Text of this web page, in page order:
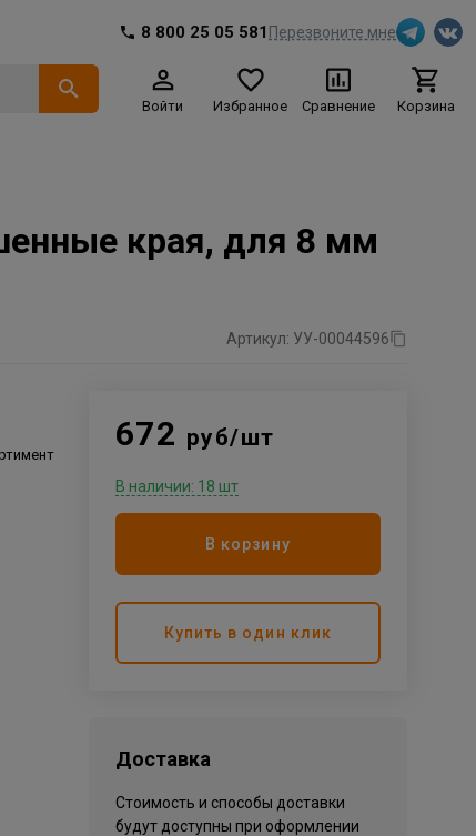
8 800 25 05 581 Перезвоните мне
Войти Избранное Сравнение Корзина
края, для 8 мм
Артикул: УУ-00044596
672 руб/шт
В наличии: 18 шт
В корзину
Купить в один клик
Доставка
Стоимость и способы доставки
будут доступны при оформлении